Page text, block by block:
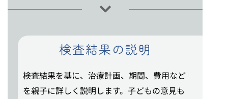
検査結果の説明
検査結果を基に、治療計画、期間、費用など
を親子に詳しく説明します。子どもの意見も